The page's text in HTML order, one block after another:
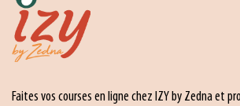
Faites vos courses en ligne chez IZY by Zedna et